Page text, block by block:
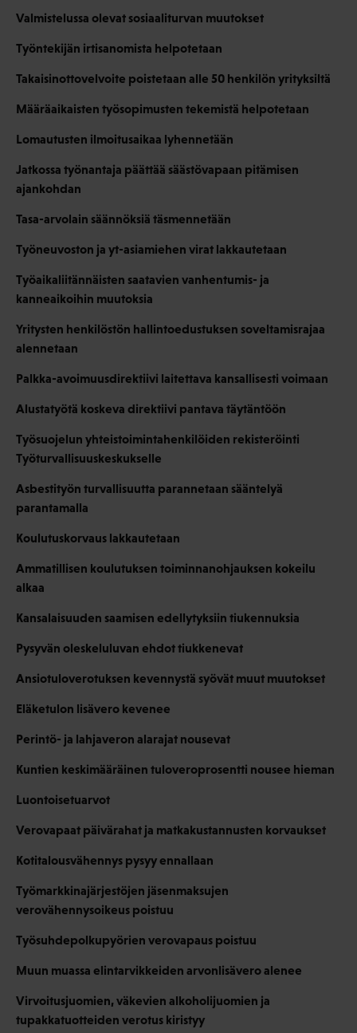
Valmistelussa olevat sosiaaliturvan muutokset
Työntekijän irtisanomista helpotetaan
Takaisinottovelvoite poistetaan alle 50 henkilön yrityksiltä
Määräaikaisten työsopimusten tekemistä helpotetaan
Lomautusten ilmoitusaikaa lyhennetään
Jatkossa työnantaja päättää säästövapaan pitämisen
ajankohdan
Tasa-arvolain säännöksiä täsmennetään
Työneuvoston ja yt-asiamiehen virat lakkautetaan
Työaikaliitännäisten saatavien vanhentumis- ja
kanneaikoihin muutoksia
Yritysten henkilöstön hallintoedustuksen soveltamisrajaa
alennetaan
Palkka-avoimuusdirektiivi laitettava kansallisesti voimaan
Alustatyötä koskeva direktiivi pantava täytäntöön
Työsuojelun yhteistoimintahenkilöiden rekisteröinti
Työturvallisuuskeskukselle
Asbestityön turvallisuutta parannetaan sääntelyä
parantamalla
Koulutuskorvaus lakkautetaan
Ammatillisen koulutuksen toiminnanohjauksen kokeilu
alkaa
Kansalaisuuden saamisen edellytyksiin tiukennuksia
Pysyvän oleskeluluvan ehdot tiukkenevat
Ansiotuloverotuksen kevennystä syövät muut muutokset
Eläketulon lisävero kevenee
Perintö- ja lahjaveron alarajat nousevat
Kuntien keskimääräinen tuloveroprosentti nousee hieman
Luontoisetuarvot
Verovapaat päivärahat ja matkakustannusten korvaukset
Kotitalousvähennys pysyy ennallaan
Työmarkkinajärjestöjen jäsenmaksujen
verovähennysoikeus poistuu
Työsuhdepolkupyörien verovapaus poistuu
Muun muassa elintarvikkeiden arvonlisävero alenee
Virvoitusjuomien, väkevien alkoholijuomien ja
tupakkatuotteiden verotus kiristyy